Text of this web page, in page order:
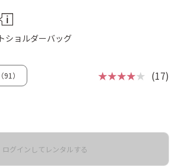
ショルダーバッグ
91 ） ★★★★★ (17)
ログインしてレンタルする